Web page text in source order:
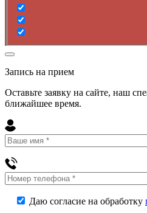
Запись на прием
Оставьте заявку на сайте, наш
ближайшее время.
Даю согласие на обработку